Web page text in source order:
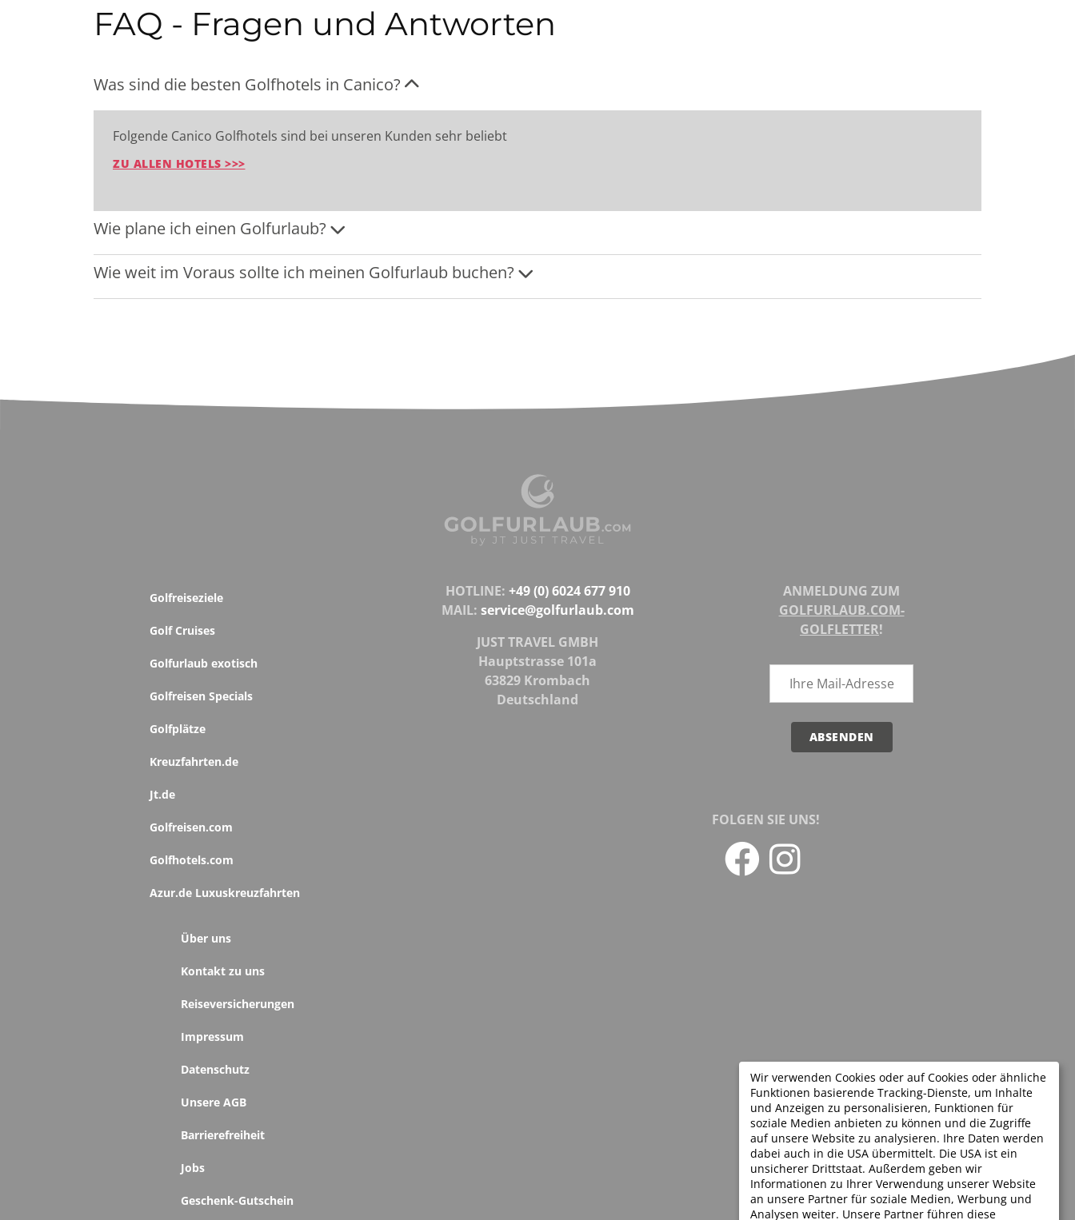
FAQ - Fragen und Antworten
Was sind die besten Golfhotels in Canico?
Folgende Canico Golfhotels sind bei unseren Kunden sehr beliebt
ZU ALLEN HOTELS >>>
Wie plane ich einen Golfurlaub?
Wie weit im Voraus sollte ich meinen Golfurlaub buchen?
HOTLINE: +49 (0) 6024 677 910
MAIL: service@golfurlaub.com
JUST TRAVEL GMBH
Hauptstrasse 101a
63829 Krombach
Deutschland
Golfreiseziele
Golf Cruises
Golfurlaub exotisch
Golfreisen Specials
Golfplätze
Kreuzfahrten.de
Jt.de
Golfreisen.com
Golfhotels.com
Azur.de Luxuskreuzfahrten
Über uns
Kontakt zu uns
Reiseversicherungen
Impressum
Datenschutz
Unsere AGB
Barrierefreiheit
Jobs
Geschenk-Gutschein
ANMELDUNG ZUM
GOLFURLAUB.COM-
GOLFLETTER!
ABSENDEN
FOLGEN SIE UNS!
Wir verwenden Cookies oder auf Cookies oder ähnliche
Funktionen basierende Tracking-Dienste, um Inhalte
und Anzeigen zu personalisieren, Funktionen für
soziale Medien anbieten zu können und die Zugriffe
auf unsere Website zu analysieren. Ihre Daten werden
dabei auch in die USA übermittelt. Die USA ist ein
unsicherer Drittstaat. Außerdem geben wir
Informationen zu Ihrer Verwendung unserer Website
an unsere Partner für soziale Medien, Werbung und
Analysen weiter. Unsere Partner führen diese